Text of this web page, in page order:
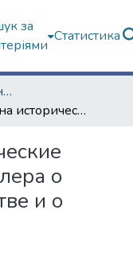
за
Статистика
9. Рідкісні та цінні видання
Замечания на исторические монографии Д.П. Миллера о малорусском дворянстве и о статутовых судах
о
и о